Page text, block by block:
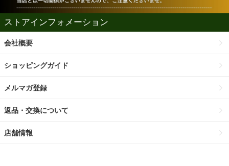
ストアインフォメーション
会社概要
ショッピングガイド
メルマガ登録
返品・交換について
店舗情報